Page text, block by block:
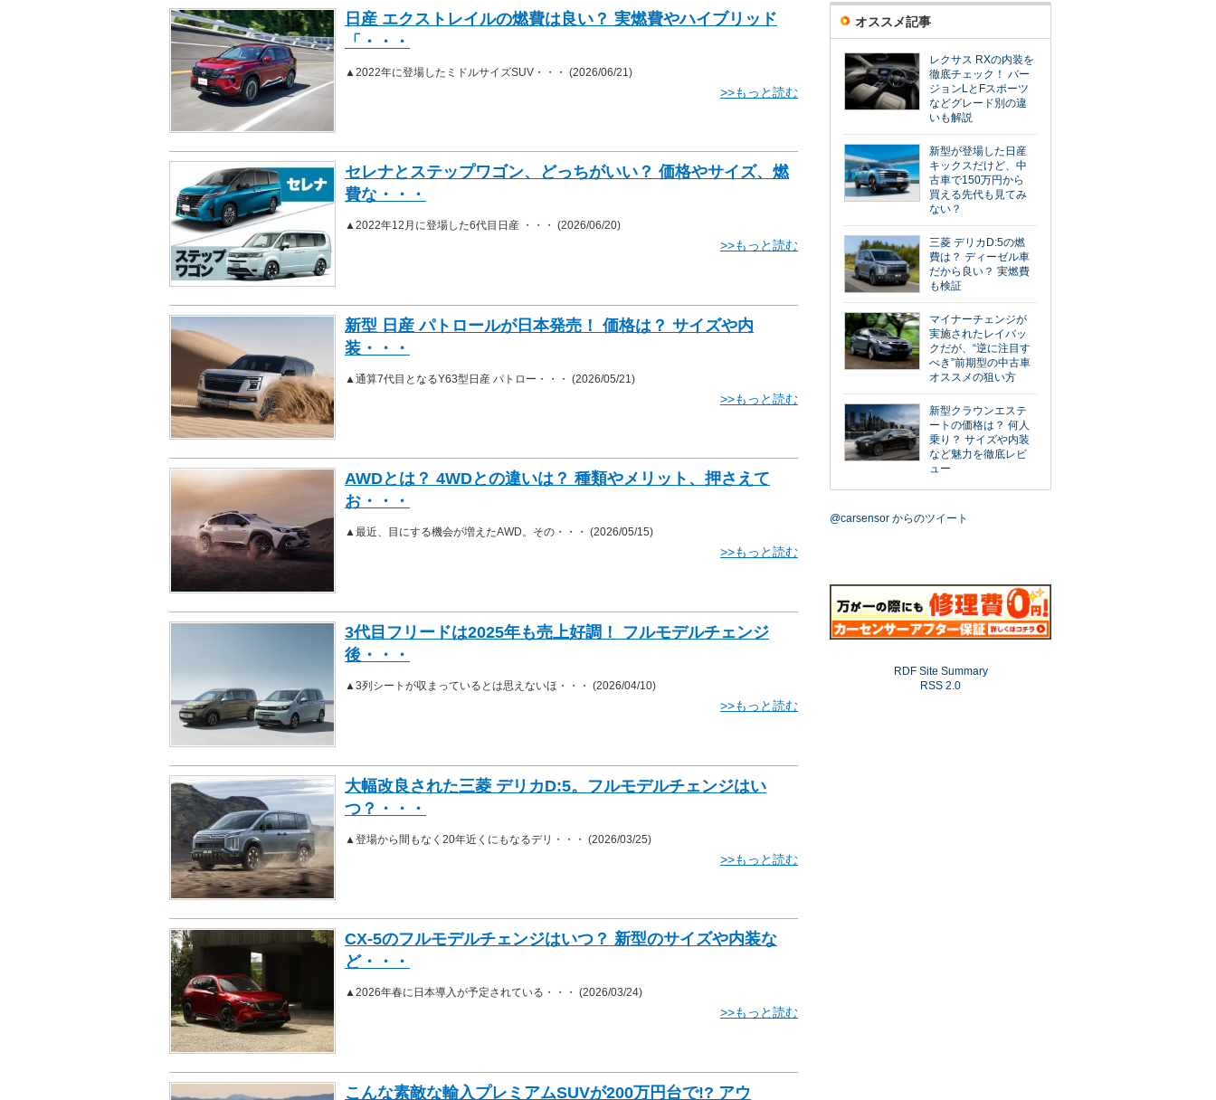
日産 エクストレイルの燃費は良い？ 実燃費やハイブリッド
「・・・
▲2022年に登場したミドルサイズSUV・・・ (2026/06/21)
>>もっと読む
セレナとステップワゴン、どっちがいい？ 価格やサイズ、燃
費な・・・
▲2022年12月に登場した6代目日産 ・・・ (2026/06/20)
>>もっと読む
新型 日産 パトロールが日本発売！ 価格は？ サイズや内
装・・・
▲通算7代目となるY63型日産 パトロー・・・ (2026/05/21)
>>もっと読む
AWDとは？ 4WDとの違いは？ 種類やメリット、押さえて
お・・・
▲最近、目にする機会が増えたAWD。その・・・ (2026/05/15)
>>もっと読む
3代目フリードは2025年も売上好調！ フルモデルチェンジ
後・・・
▲3列シートが収まっているとは思えないほ・・・ (2026/04/10)
>>もっと読む
大幅改良された三菱 デリカD:5。フルモデルチェンジはい
つ？・・・
▲登場から間もなく20年近くにもなるデリ・・・ (2026/03/25)
>>もっと読む
CX-5のフルモデルチェンジはいつ？ 新型のサイズや内装な
ど・・・
▲2026年春に日本導入が予定されている・・・ (2026/03/24)
>>もっと読む
こんな素敵な輸入プレミアムSUVが200万円台で!? アウ
オススメ記事
レクサス RXの内装を
徹底チェック！ バー
ジョンLとFスポーツ
などグレード別の違
いも解説
新型が登場した日産
キックスだけど、中
古車で150万円から
買える先代も見てみ
ない？
三菱 デリカD:5の燃
費は？ ディーゼル車
だから良い？ 実燃費
も検証
マイナーチェンジが
実施されたレイバッ
クだが、“逆に注目す
べき”前期型の中古車
オススメの狙い方
新型クラウンエステ
ートの価格は？ 何人
乗り？ サイズや内装
など魅力を徹底レビ
ュー
@carsensor からのツイート
RDF Site Summary
RSS 2.0